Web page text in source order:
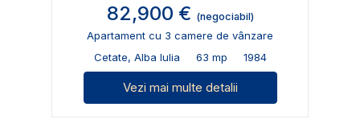
82,900 € (negociabil)
Apartament cu 3 camere de vânzare
Cetate, Alba Iulia
63 mp 1984
Vezi mai multe detalii